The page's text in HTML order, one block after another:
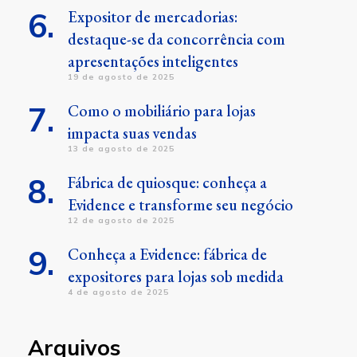
Expositor de mercadorias:
destaque-se da concorrência com
apresentações inteligentes
19 de agosto de 2025
Como o mobiliário para lojas
impacta suas vendas
13 de agosto de 2025
Fábrica de quiosque: conheça a
Evidence e transforme seu negócio
12 de agosto de 2025
Conheça a Evidence: fábrica de
expositores para lojas sob medida
4 de agosto de 2025
Arquivos